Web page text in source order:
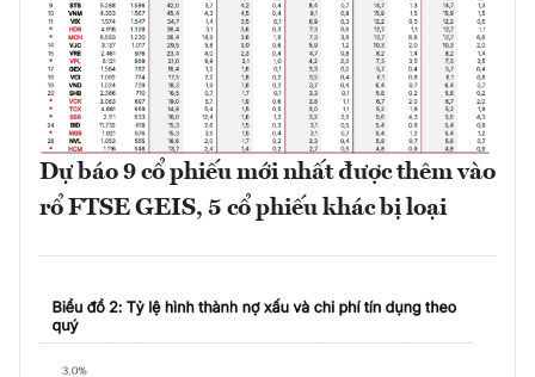
Dự báo 9 cổ phiếu mới nhất được thêm vào
rổ FTSE GEIS, 5 cổ phiếu khác bị loại